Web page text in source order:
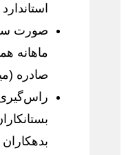
استاندارد
صورت
ماهانه
صادره